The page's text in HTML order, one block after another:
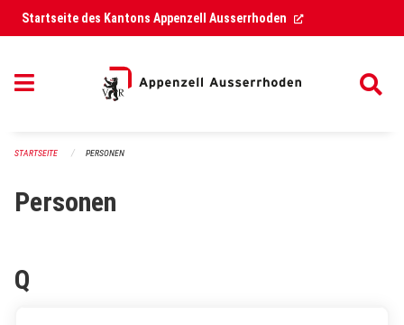
Navigation überspringen
Startseite des Kantons Appenzell Ausserrhoden (External Link)
STARTSEITE PERSONEN
Personen
Q